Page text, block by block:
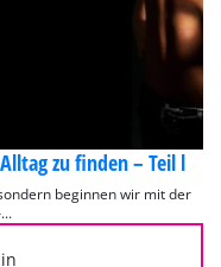
zu finden – Teil l
beginnen wir mit der